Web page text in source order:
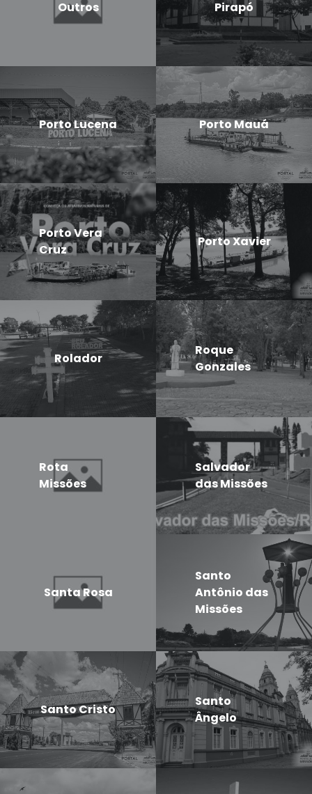
Outros Pirapó
Porto Lucena Porto Mauá
Porto Vera
Cruz
Porto Xavier
Rolador
Roque
Gonzales
Rota
Missões
Salvador
das Missões
Santa Rosa
Santo
Antônio das
Missões
Santo Cristo
Santo
Ângelo